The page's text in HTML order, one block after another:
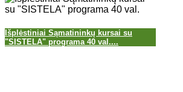
Išplėstiniai Sąmatininkų kursai su
"SISTELA" programa 40 val....